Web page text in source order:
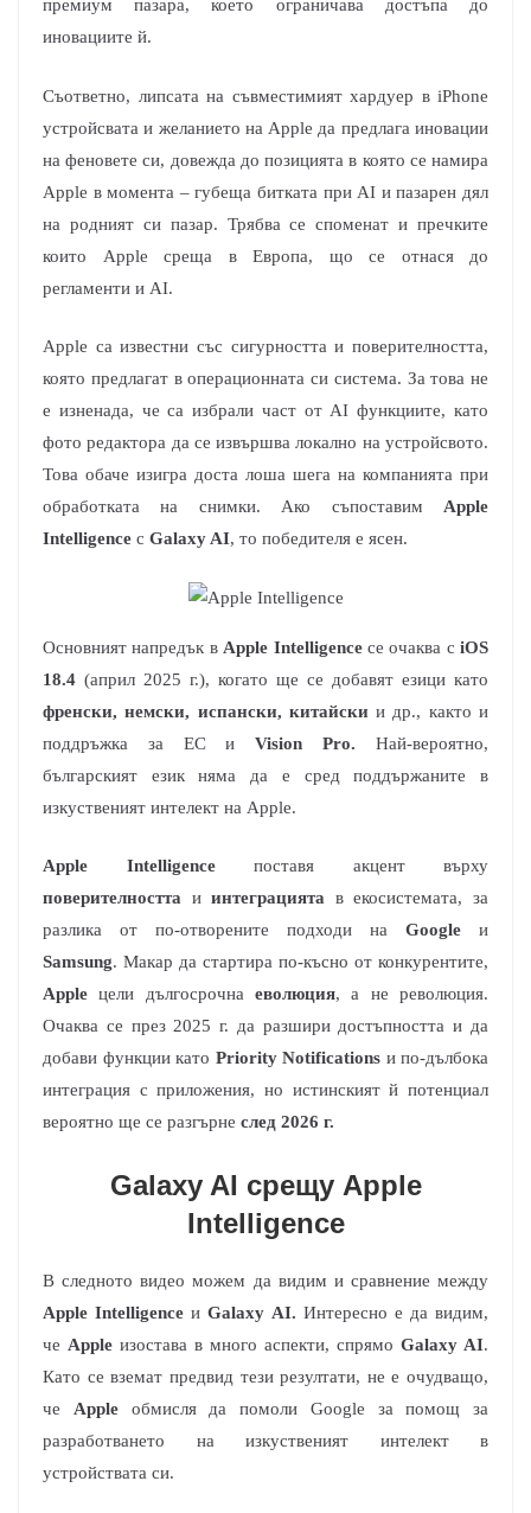
премиум пазара, което ограничава достъпа до
иновациите й.
Съответно, липсата на съвместимият хардуер в iPhone
устройсвата и желанието на Apple да предлага иновации
на феновете си, довежда до позицията в която се намира
Apple в момента – губеща битката при AI и пазарен дял
на родният си пазар. Трябва се споменат и пречките
които Apple среща в Европа, що се отнася до
регламенти и AI.
Apple са известни със сигурността и поверителността,
която предлагат в операционната си система. За това не
е изненада, че са избрали част от AI функциите, като
фото редактора да се извършва локално на устройсвото.
Това обаче изигра доста лоша шега на компанията при
обработката на снимки. Ако съпоставим Apple
Intelligence с Galaxy AI, то победителя е ясен.
Основният напредък в Apple Intelligence се очаква с iOS
18.4 (април 2025 г.), когато ще се добавят езици като
френски, немски, испански, китайскии др., както и
поддръжка за ЕС иVision Pro. Най-вероятно,
българският език няма да е сред поддържаните в
изкуственият интелект на Apple.
Apple Intelligenceпоставя акцент върху
поверителността иинтеграцията в екосистемата, за
разлика от по-отворените подходи на Google и
Samsung. Макар да стартира по-късно от конкурентите,
Appleцели дългосрочнаеволюция, а не революция.
Очаква се през 2025 г. да разшири достъпността и да
добави функции като Priority Notifications и по-дълбока
интеграция с приложения, но истинският й потенциал
вероятно ще се разгърне след 2026 г.
Galaxy AI срещу Apple
Intelligence
В следното видео можем да видим и сравнение между
Apple IntelligenceиGalaxy AI. Интересно е да видим,
че Apple изостава в много аспекти, спрямо Galaxy AI.
Като се вземат предвид тези резултати, не е очудващо,
че Apple обмисля да помоли Google за помощ за
разработването на изкуственият интелект в
устройствата си.